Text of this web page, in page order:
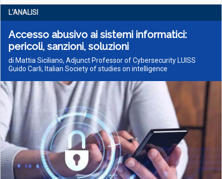
L'ANALISI
Accesso abusivo ai sistemi informatici:
pericoli, sanzioni, soluzioni
di Mattia Siciliano, Adjunct Professor of Cybersecurity LUISS
Guido Carli, Italian Society of studies on intelligence